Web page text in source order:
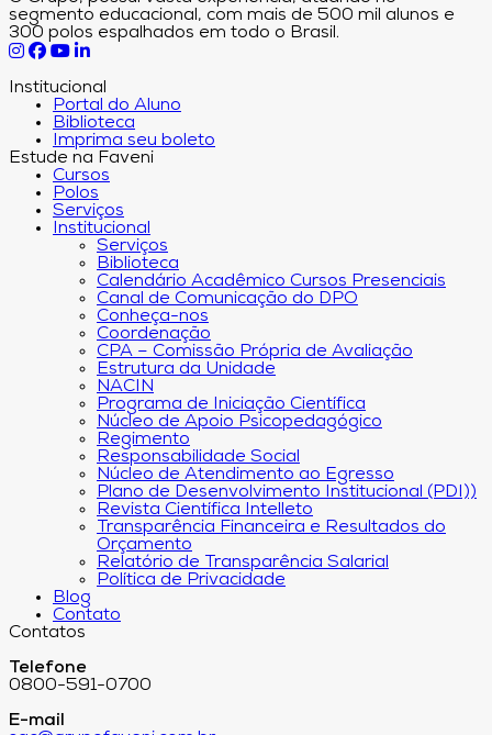
segmento educacional, com mais de 500 mil alunos e
300 polos espalhados em todo o Brasil.
Institucional
Portal do Aluno
Biblioteca
Imprima seu boleto
Estude na Faveni
Cursos
Polos
Serviços
Institucional
Serviços
Biblioteca
Calendário Acadêmico Cursos Presenciais
Canal de Comunicação do DPO
Conheça-nos
Coordenação
CPA – Comissão Própria de Avaliação
Estrutura da Unidade
NACIN
Programa de Iniciação Científica
Núcleo de Apoio Psicopedagógico
Regimento
Responsabilidade Social
Núcleo de Atendimento ao Egresso
Plano de Desenvolvimento Institucional (PDI))
Revista Científica Intelleto
Transparência Financeira e Resultados do
Orçamento
Relatório de Transparência Salarial
Política de Privacidade
Blog
Contato
Contatos
Telefone
0800-591-0700
E-mail